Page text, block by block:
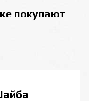
покупают